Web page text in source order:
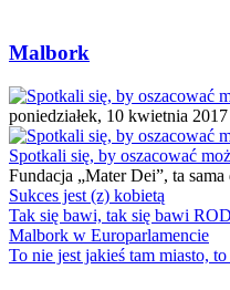
Malbork
poniedziałek, 10 kwietnia
Spotkali się, by oszacować
Fundacja „Mater Dei”, ta
Sukces jest (z) kobietą
Tak się bawi, tak się bawi
Malbork w Europarlamencie
To nie jest jakieś tam miasto,